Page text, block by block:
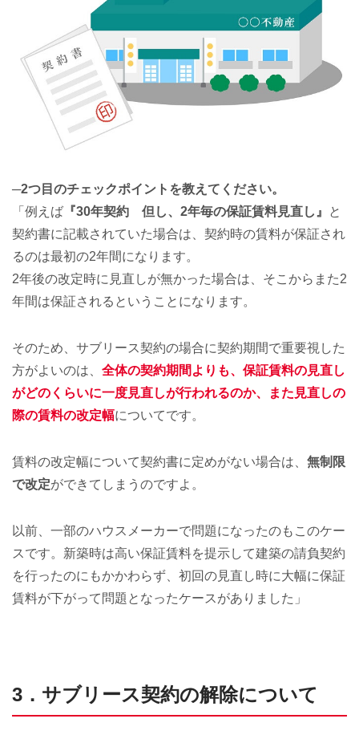
─2つ目のチェックポイントを教えてください。
「例えば 『30年契約 但し、2年毎の保証賃料見直し』
と
契約書に記載されていた場合は、契約時の賃料が保証され
るのは最初の2年間になります。
2年後の改定時に見直しが無かった場合は、そこからまた2
年間は保証されるということになります。
そのため、サブリース契約の場合に契約期間で重要視した
方がよいのは、 全体の契約期間よりも、保証賃料の見直し
がどのくらいに一度見直しが行われるのか、また見直しの
際の賃料の改定幅についてです。
賃料の改定幅について契約書に定めがない場合は、 無制限
で改定ができてしまうのですよ。
以前、一部のハウスメーカーで問題になったのもこのケー
スです。新築時は高い保証賃料を提示して建築の請負契約
を行ったのにもかかわらず、初回の見直し時に大幅に保証
賃料が下がって問題となったケースがありました」
3．サブリース契約の解除について